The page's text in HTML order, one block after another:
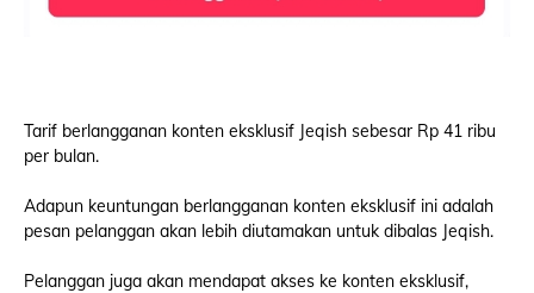
Tarif berlangganan konten eksklusif Jeqish sebesar Rp 41 ribu
per bulan.
Adapun keuntungan berlangganan konten eksklusif ini adalah
pesan pelanggan akan lebih diutamakan untuk dibalas Jeqish.
Pelanggan juga akan mendapat akses ke konten eksklusif,